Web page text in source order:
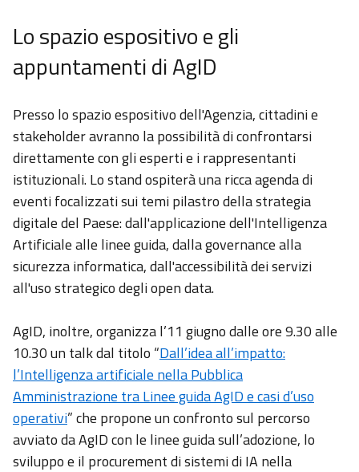
Lo spazio espositivoe gli
appuntamentidi AgID
Presso lo spazio espositivo dell'Agenzia, cittadini e
stakeholder avranno la possibilità di confrontarsi
direttamente con gli esperti e i rappresentanti
istituzionali. Lo stand ospiterà una ricca agenda di
eventi focalizzati sui temi pilastro della strategia
digitale del Paese: dall'applicazione dell'Intelligenza
Artificiale alle linee guida, dalla governance alla
sicurezza informatica, dall'accessibilità dei servizi
all'uso strategico degli open data.
AgID, inoltre, organizza l’11 giugno dalle ore 9.30 alle
10.30 un talk dal titolo “Dall’idea all’impatto:
l’Intelligenza artificiale nella Pubblica
Amministrazione tra Linee guida AgID e casi d’uso
operativi” che propone un confronto sul percorso
avviato da AgID con le linee guida sull’adozione, lo
sviluppo e il procurement di sistemi di IA nella